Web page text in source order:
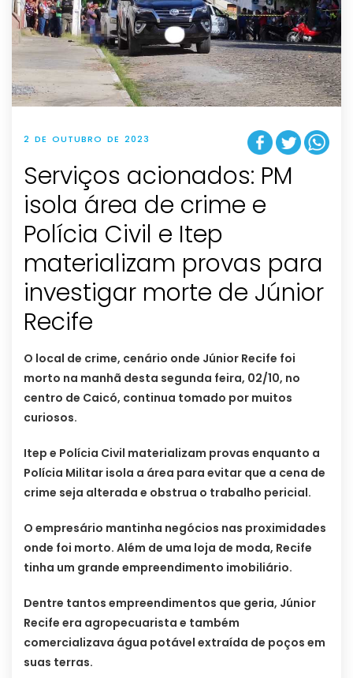
2 DE OUTUBRO DE 2023
Serviços acionados: PM
isola área de crime e
Polícia Civil e Itep
materializam provas para
investigar morte de Júnior
Recife
O local de crime, cenário onde Júnior Recife foi
morto na manhã desta segunda feira, 02/10, no
centro de Caicó, continua tomado por muitos
curiosos.
Itep e Polícia Civil materializam provas enquanto a
Polícia Militar isola a área para evitar que a cena de
crime seja alterada e obstrua o trabalho pericial.
O empresário mantinha negócios nas proximidades
onde foi morto. Além de uma loja de moda, Recife
tinha um grande empreendimento imobiliário.
Dentre tantos empreendimentos que geria, Júnior
Recife era agropecuarista e também
comercializava água potável extraída de poços em
suas terras.